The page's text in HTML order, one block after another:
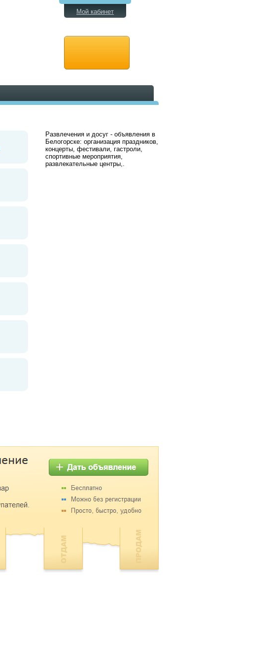
Мой кабинет
Развлечения и досуг - объявления в
Белогорске: организация праздников,
концерты, фестивали, гастроли,
спортивные мероприятия,
развлекательные центры,.